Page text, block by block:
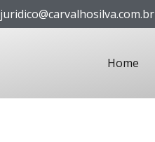
juridico@carvalhosilva.com.br
Home